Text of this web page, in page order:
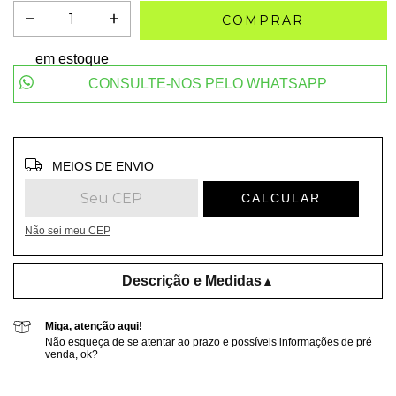
em estoque
CONSULTE-NOS PELO WHATSAPP
Entregas para o CEP: ALTERAR CEP
MEIOS DE ENVIO
CALCULAR
Não sei meu CEP
Descrição e Medidas▲
Miga, atenção aqui!
Não esqueça de se atentar ao prazo e possíveis informações de pré
venda, ok?